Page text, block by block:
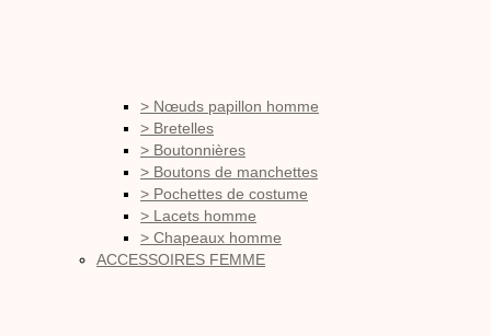
> Nœuds papillon homme
> Bretelles
> Boutonnières
> Boutons de manchettes
> Pochettes de costume
> Lacets homme
> Chapeaux homme
ACCESSOIRES FEMME